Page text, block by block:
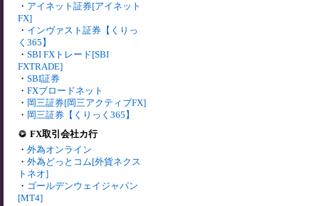
・ アイネット証券[アイネット
FX]
・ インヴァスト証券【くりっ
く365】
・ SBI FXトレード[SBI
FXTRADE]
・ SBI証券
・ FXブロードネット
・ 岡三証券[岡三アクティブFX]
・ 岡三証券【くりっく365】
FX取引会社カ行
・ 外為オンライン
・ 外為どっとコム[外貨ネクス
トネオ]
・ ゴールデンウェイジャパン
[MT4]